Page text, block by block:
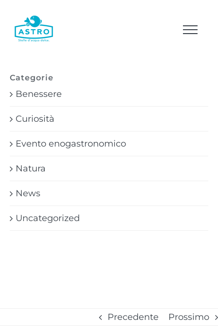
contenuto
Precedente Prossimo
Categorie
Benessere
Curiosità
Evento enogastronomico
Natura
News
Uncategorized